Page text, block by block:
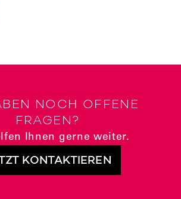
NOCH OFFENE
FRAGEN?
Ihnen gerne weiter.
KONTAKTIEREN